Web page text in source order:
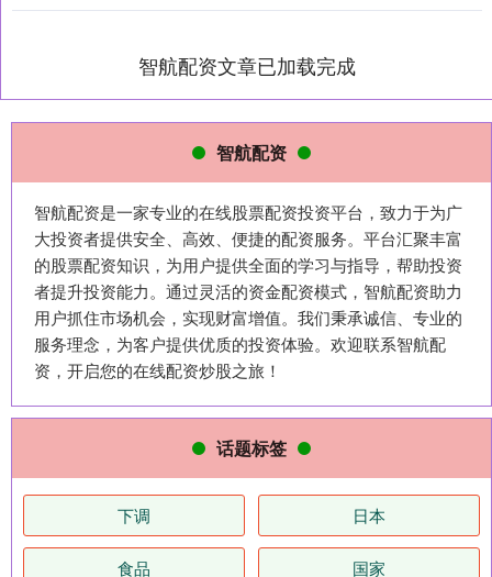
智航配资文章已加载完成
智航配资
智航配资是一家专业的在线股票配资投资平台，致力于为广
大投资者提供安全、高效、便捷的配资服务。平台汇聚丰富
的股票配资知识，为用户提供全面的学习与指导，帮助投资
者提升投资能力。通过灵活的资金配资模式，智航配资助力
用户抓住市场机会，实现财富增值。我们秉承诚信、专业的
服务理念，为客户提供优质的投资体验。欢迎联系智航配
资，开启您的在线配资炒股之旅！
话题标签
下调 日本
食品 国家